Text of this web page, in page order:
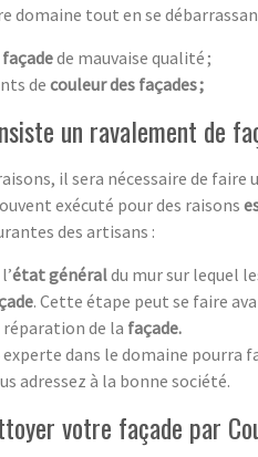
domaine tout en se
de mauvaise qualité ;
de couleur des façades ;
un ravalement de
il sera nécessaire de faire
exécuté pour des raisons
des artisans :
état généraldu mur sur lequel
. Cette étape peut se faire
de la façade.
dans le domaine pourra
adressez à la bonne société.
votre façade par